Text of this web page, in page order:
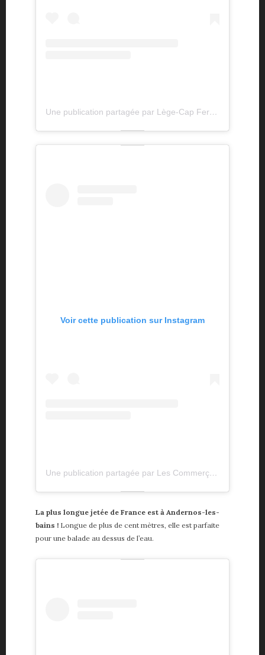
Une publication partagée par Lège-Cap Ferret (@lege_capferret)
Voir cette publication sur Instagram
Une publication partagée par Les Commerçants de Claouey (@lescommercantsdeclaouey)
La plus longue jetée de France est à Andernos-les-
bains ! Longue de plus de cent mètres, elle est parfaite
pour une balade au dessus de l’eau.